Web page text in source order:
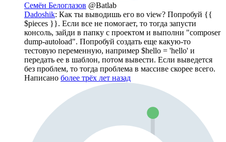
Семён Белоглазов @Batlab
Dadoshik: Как ты выводишь его во view? Попробуй {{
$pieces }}. Если все не помогает, то тогда запусти
консоль, зайди в папку с проектом и выполни "composer
dump-autoload". Попробуй создать еще какую-то
тестовую переменную, например $hello = 'hello' и
передать ее в шаблон, потом вывести. Если выведется
без проблем, то тогда проблема в массиве скорее всего.
Написано более трёх лет назад